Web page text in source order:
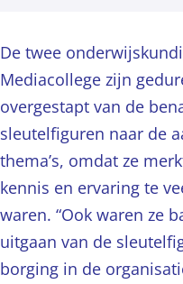
De twee
Mediacollege zijn
overgestapt van de
sleutelfiguren naar de
thema’s, omdat ze
kennis en ervaring te
waren. “Ook waren ze
uitgaan van de
borging in de